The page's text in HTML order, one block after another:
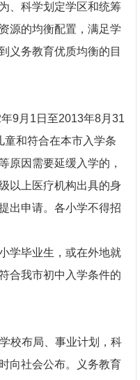
、科学划定学区和统筹
源的均衡配置，满足学
义务教育优质均衡的目
9月1日至2013年8月31
童和符合在本市入学条
原因需要延缓入学的，
以上医疗机构出具的身
出申请。各小学不得招
学毕业生，或在外地就
合我市初中入学条件的
校布局、事业计划，科
向社会公布。义务教育